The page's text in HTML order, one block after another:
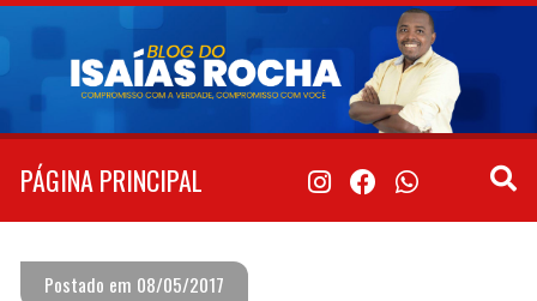
Pular
conteúdo
PÁGINA PRINCIPAL
Postado em 08/05/2017